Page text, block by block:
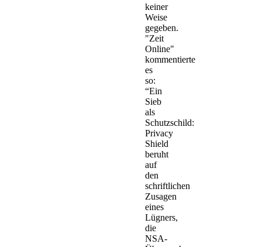
keiner
Weise
gegeben.
"Zeit
Online"
kommentierte
es
so:
“Ein
Sieb
als
Schutzschild:
Privacy
Shield
beruht
auf
den
schriftlichen
Zusagen
eines
Lügners,
die
NSA-